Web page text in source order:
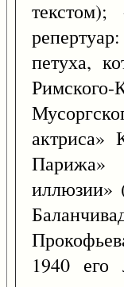
текстом);
петуха,
актриса»
Парижа»
иллюзии»
1940 его